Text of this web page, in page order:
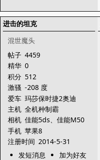
进击的坦克
混世魔头
帖子 4459
精华 0
积分 512
激骚 -208 度
爱车 玛莎保时捷2奥迪
主机 全机种制霸
相机 佳能5ds、佳能M50
手机 苹果8
注册时间 2014-5-31
发短消息
加为好友